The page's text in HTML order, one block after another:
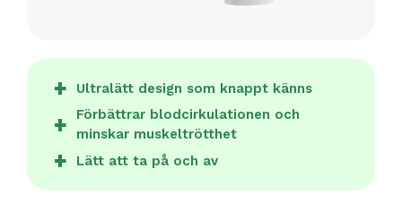
Ultralätt design som knappt känns
Förbättrar blodcirkulationen och
minskar muskeltrötthet
Lätt att ta på och av